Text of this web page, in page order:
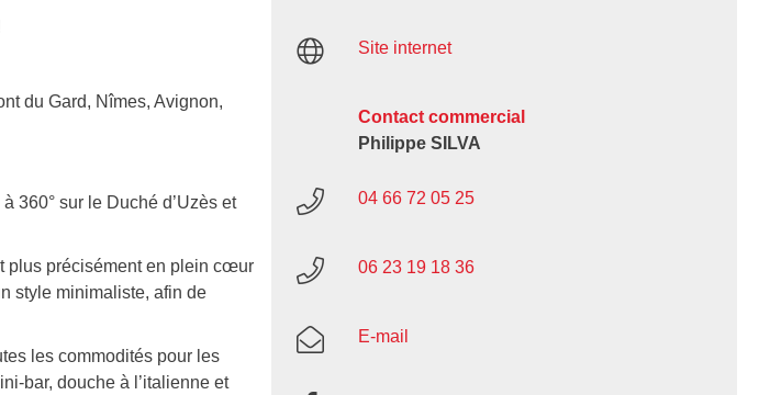
du Gard, Nîmes, Avignon,
360° sur le Duché d’Uzès et
plus précisément en plein cœur
style minimaliste, afin de
les commodités pour les
bar, douche à l’italienne et
Site internet
Contact commercial
Philippe SILVA
04 66 72 05 25
06 23 19 18 36
E-mail